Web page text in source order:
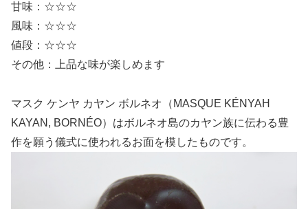
甘味：☆☆☆
風味：☆☆☆
値段：☆☆☆
その他：上品な味が楽しめます
マスク ケンヤ カヤン ボルネオ（MASQUE KÉNYAH
KAYAN, BORNÉO）はボルネオ島のカヤン族に伝わる豊
作を願う儀式に使われるお面を模したものです。